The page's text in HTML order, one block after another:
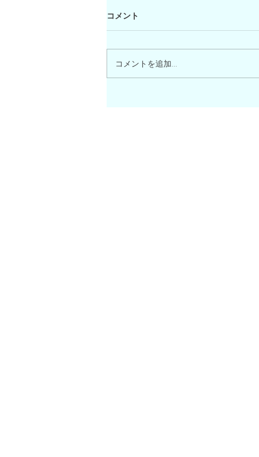
コメント
コメントを追加…